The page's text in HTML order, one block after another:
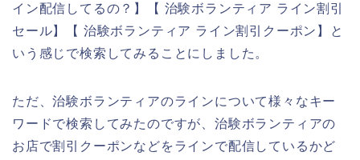
イン配信してるの？】【 治験ボランティア ライン割引
セール】【 治験ボランティア ライン割引クーポン】と
いう感じで検索してみることにしました。
ただ、治験ボランティアのラインについて様々なキー
ワードで検索してみたのですが、治験ボランティアの
お店で割引クーポンなどをラインで配信しているかど